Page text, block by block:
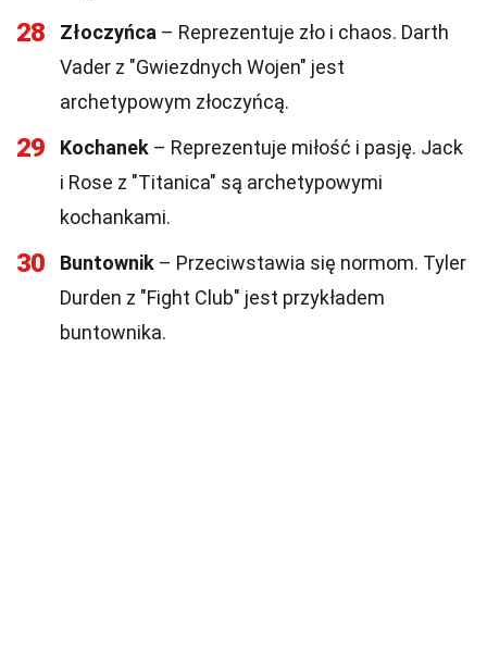
28 Złoczyńca – Reprezentuje zło i chaos. Darth
Vader z "Gwiezdnych Wojen" jest
archetypowym złoczyńcą.
29 Kochanek – Reprezentuje miłość i pasję. Jack
i Rose z "Titanica" są archetypowymi
kochankami.
30 Buntownik – Przeciwstawia się normom. Tyler
Durden z "Fight Club" jest przykładem
buntownika.